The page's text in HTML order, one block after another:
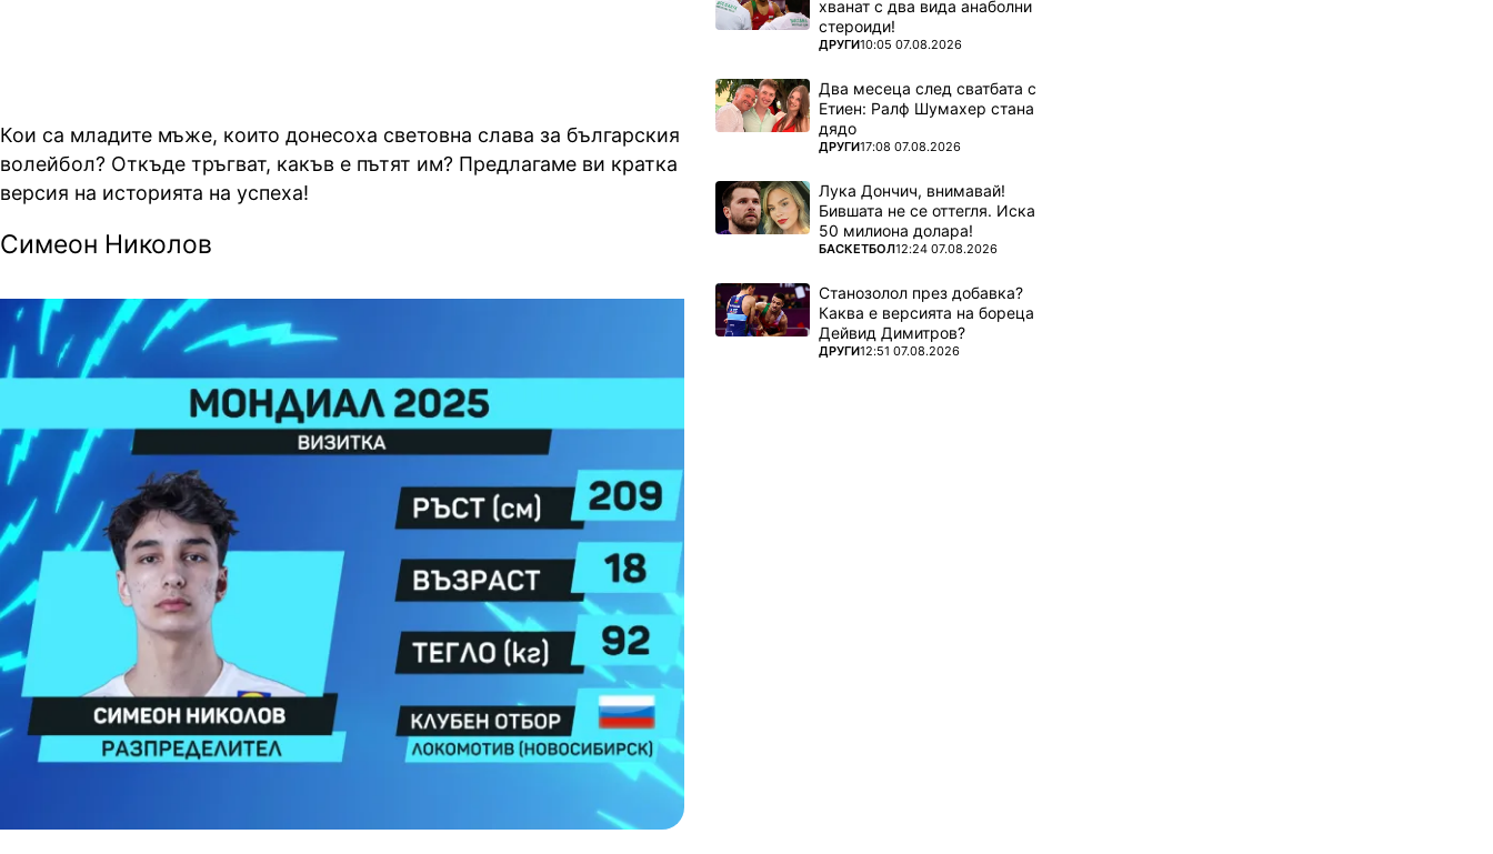
Кои са младите мъже, които донесоха световна слава за българския
волейбол? Откъде тръгват, какъв е пътят им? Предлагаме ви кратка
версия на историята на успеха!
Симеон Николов
хванат с два вида анаболни
стероиди!
ПОВЕЧЕ ОТ
ДРУГИ10:05 07.08.2026
Два месеца след сватбата с
Етиен: Ралф Шумахер стана
дядо
ПОВЕЧЕ ОТ
ДРУГИ17:08 07.08.2026
Лука Дончич, внимавай!
Бившата не се оттегля. Иска
50 милиона долара!
ПОВЕЧЕ ОТ
БАСКЕТБОЛ12:24 07.08.2026
Станозолол през добавка?
Каква е версията на бореца
Дейвид Димитров?
ПОВЕЧЕ ОТ
ДРУГИ12:51 07.08.2026